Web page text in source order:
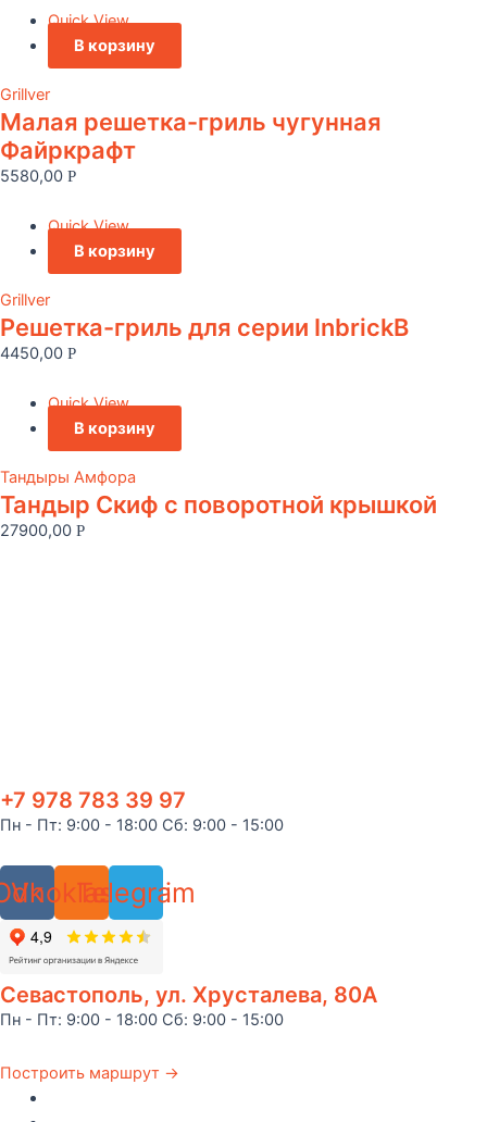
Quick View
В корзину
Grillver
Малая решетка-гриль чугунная
Файркрафт
5580,00 Р
Quick View
В корзину
Grillver
Решетка-гриль для серии InbrickВ
4450,00 Р
Quick View
В корзину
Тандыры Амфора
Тандыр Скиф с поворотной крышкой
27900,00 Р
+7 978 783 39 97
Пн - Пт: 9:00 - 18:00 Сб: 9:00 - 15:00
Vk Telegram
Севастополь, ул. Хрусталева, 80А
Пн - Пт: 9:00 - 18:00 Сб: 9:00 - 15:00
Построить маршрут →